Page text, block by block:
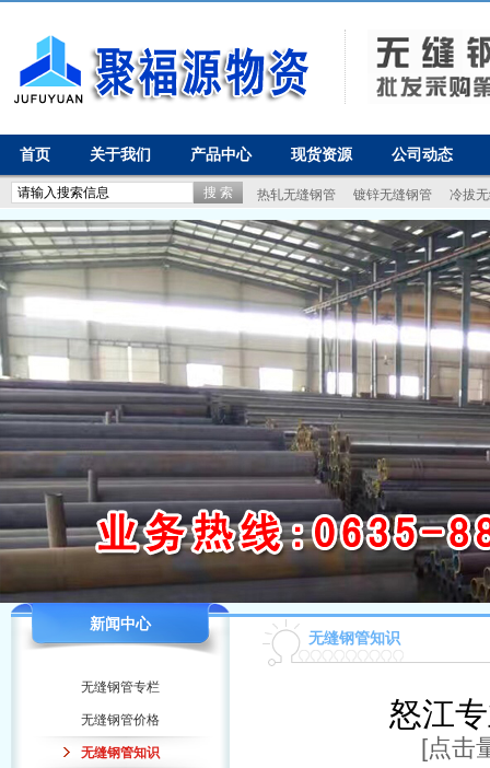
首页 关于我们 产品中心 现货资源 公司动态
热轧无缝钢管 镀锌无缝钢管 冷拔
新闻中心
无缝钢管专栏
无缝钢管价格
无缝钢管知识
无缝钢管知识
怒江
[点击